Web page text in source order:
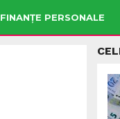
FINANȚE PERSONALE